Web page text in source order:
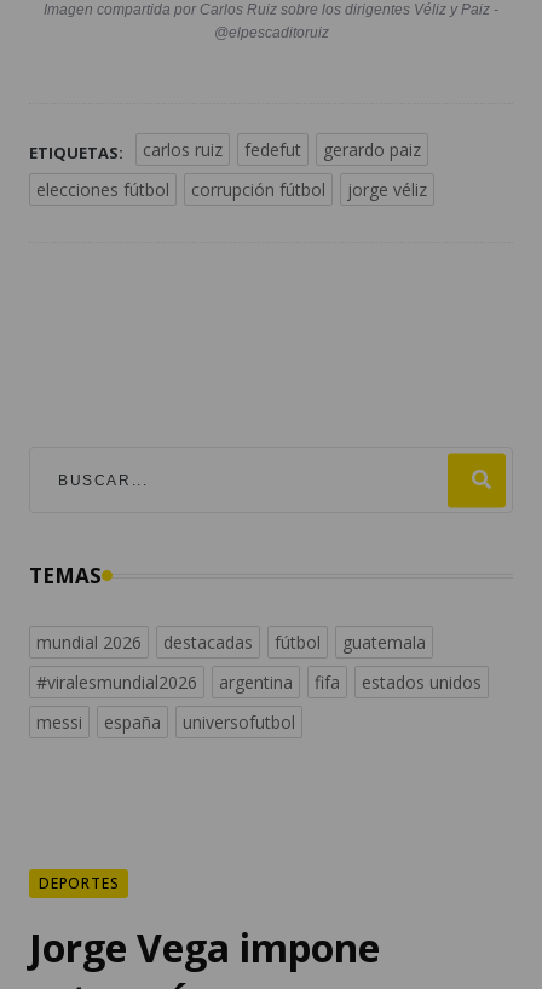
Imagen compartida por Carlos Ruiz sobre los dirigentes Véliz y Paiz -
@elpescaditoruiz
ETIQUETAS: carlos ruiz fedefut
gerardo paiz
elecciones fútbol
corrupción fútbol jorge véliz
mundial 2026
messi
españa universofutbol
Jorge Vega impone
categoría y gana oro en
Santo Domingo 2026